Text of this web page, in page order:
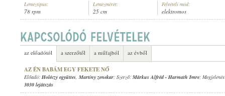
HOLÉCZY EGYÜTTES,MARTINY ZENEKAR (ARR.: MARTINY)
Lemeztípus:
78 rpm
Lemezméret:
25 cm
Felvételi mód:
elektromos
az előadótól a szerzőtől a műfajból az évből
AZ ÉN BABÁM EGY FEKETE NŐ
Előadó: Holéczy együttes, Martiny zenekar; Szerző: Márkus Alfréd - Harmath Imre;
3030 lejátszás